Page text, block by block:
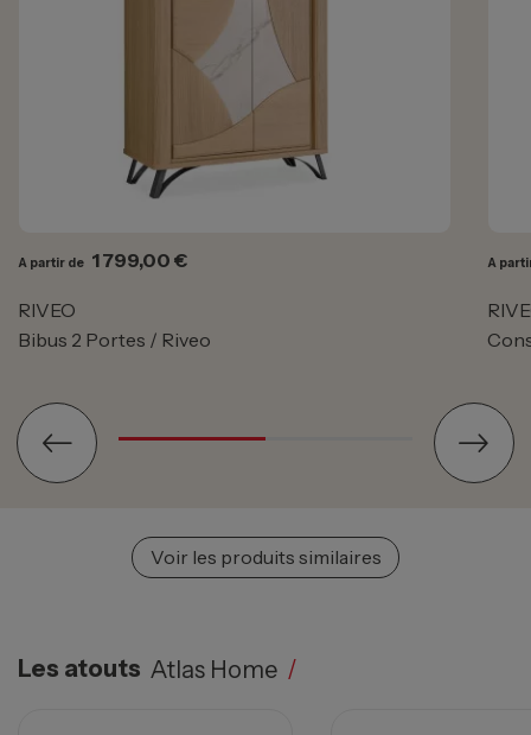
A partir de Prix
1 799,00 €
RIVEO
Bibus 2 Portes / Riveo
A
Voir les produits similaires
Les atouts Atlas Home /